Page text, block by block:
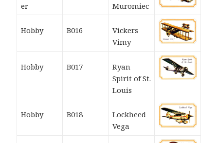
er
Muromiec
Hobby B016
Vickers
Vimy
Hobby B017
Ryan
Spirit of St.
Louis
Hobby B018
Lockheed
Vega